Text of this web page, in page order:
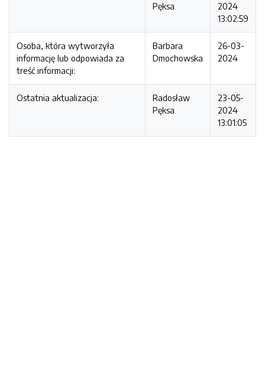
Pęksa
2024
13:02:59
Osoba, która wytworzyła
informację lub odpowiada za
treść informacji:
Barbara
Dmochowska
26-03-
2024
Ostatnia aktualizacja:
Radosław
Pęksa
23-05-
2024
13:01:05